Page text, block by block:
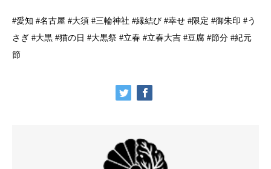
#愛知 #名古屋 #大須 #三輪神社 #縁結び #幸せ #限定 #御朱印 #う
さぎ #大黒 #猫の日 #大黒祭 #立春 #立春大吉 #豆腐 #節分 #紀元
節